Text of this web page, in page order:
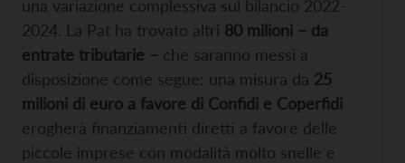
una variazione complessiva sul bilancio 2022-
2024. La Pat ha trovato altri 80 milioni – da
entrate tributarie – che saranno messi a
disposizione come segue: una misura da 25
milioni di euro a favore di Confidi e Coperfidi
erogherà finanziamenti diretti a favore delle
piccole imprese con modalità molto snelle e